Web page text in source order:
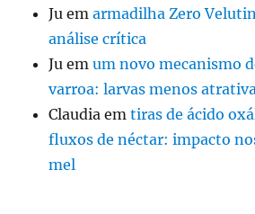
Ju emarmadilha Zero
análise crítica
Ju emum novo mecanismo
varroa: larvas menos
Claudia emtiras de ácido
fluxos de néctar: impacto
mel